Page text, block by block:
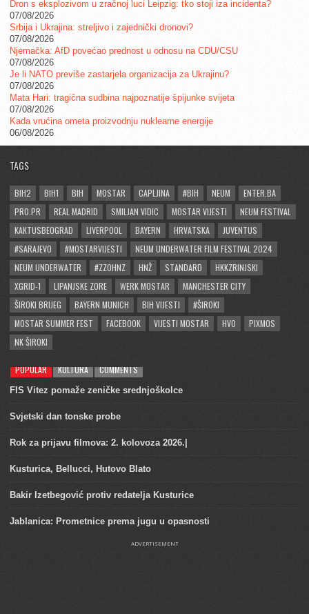
Dron s eksplozivom u zračnoj luci Leipzig: tko stoji iza incidenta?
07/08/2026
Srbija i Ukrajina: streljivo i zajednički dronovi?
07/08/2026
Njemačka: AfD povećao prednost u odnosu na CDU/CSU
07/08/2026
Je li NATO previše zastarjela organizacija za Ukrajinu?
07/08/2026
Mata Hari: tragična sudbina najpoznatije špijunke svijeta
07/08/2026
Kada vrućina ometa proizvodnju nuklearne energije
06/08/2026
TAGS
BIH2 BIH1 BIH MOSTAR CAPLJINA #BIH NEUM
ENTER.BA
PRO.PR
REAL MADRID SMILJAN VIDIC MOSTAR VIJESTI
NEUM FESTIVAL
KAKTUSBEOGRAD
LIVERPOOL BAYERN HRVATSKA
JUVENTUS
#SARAJEVO
#MOSTARVIJESTI
NEUM UNDERWATER FILM FESTIVAL 2024
NEUM UNDERWATER
#ZZOHNZ HNŽ STANDARD
HKKZRINJSKI
XGRID-1
LIPANJSKE ZORE WERK MOSTAR
MANCHESTER CITY
ŠIROKI BRIJEG
BAYERN MUNICH BIH VIJESTI
#ŠIROKI
MOSTAR SUMMER FEST
FACEBOOK VIJESTI MOSTAR HVO
PIXMOS
NK ŠIROKI
POPULAR KULTURA COMMENTS
FIS Vitez pomaže zeničke srednjoškolce
Svjetski dan tonske probe
Rok za prijavu filmova: 2. kolovoza 2026.|
Kusturica, Bellucci, Hutovo Blato
Bakir Izetbegović protiv redatelja Kusturice
Jablanica: Prometnice prema jugu u opasnosti
ADVERTISEMENT